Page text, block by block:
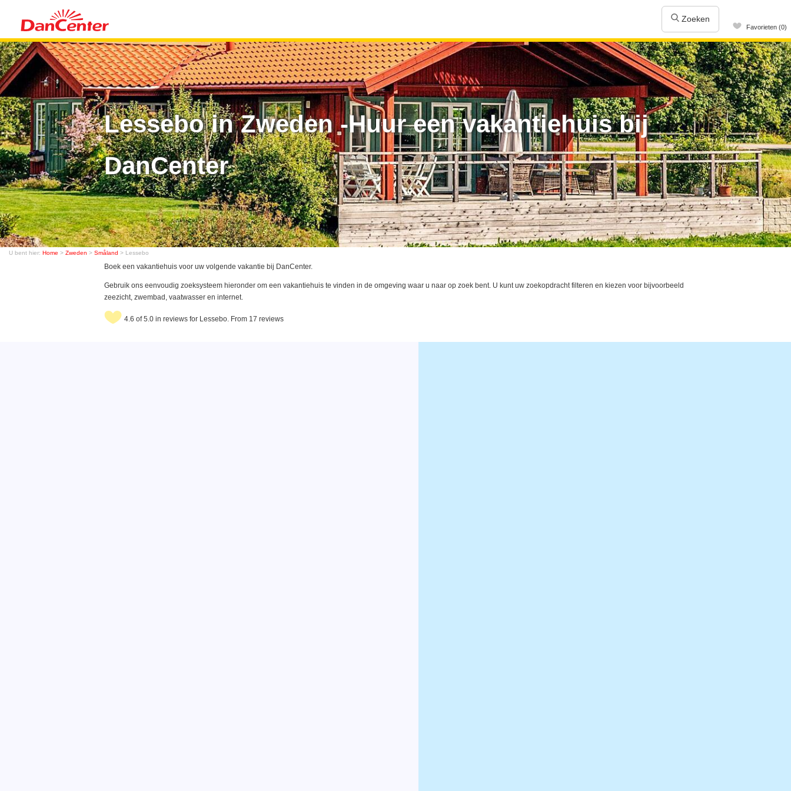
Zoeken
Favorieten (0)
Lessebo in Zweden -Huur een vakantiehuis bij
DanCenter
U bent hier: Home > Zweden > Småland > Lessebo
Boek een vakantiehuis voor uw volgende vakantie bij DanCenter.
Gebruik ons eenvoudig zoeksysteem hieronder om een vakantiehuis te vinden in de omgeving waar u naar op zoek bent. U kunt uw zoekopdracht filteren en kiezen voor bijvoorbeeld
zeezicht, zwembad, vaatwasser en internet.
4.6 of 5.0 in reviews for Lessebo. From 17 reviews